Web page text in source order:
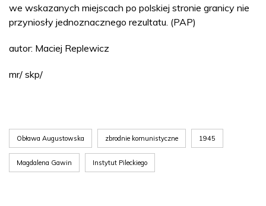
we wskazanych miejscach po polskiej stronie granicy nie
przyniosły jednoznacznego rezultatu. (PAP)
autor: Maciej Replewicz
mr/ skp/
Obława Augustowska zbrodnie komunistyczne 1945
Magdalena Gawin Instytut Pileckiego